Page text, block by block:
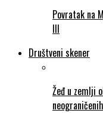
Povratak na
III
Društveni skener
Žeđ u zemlji